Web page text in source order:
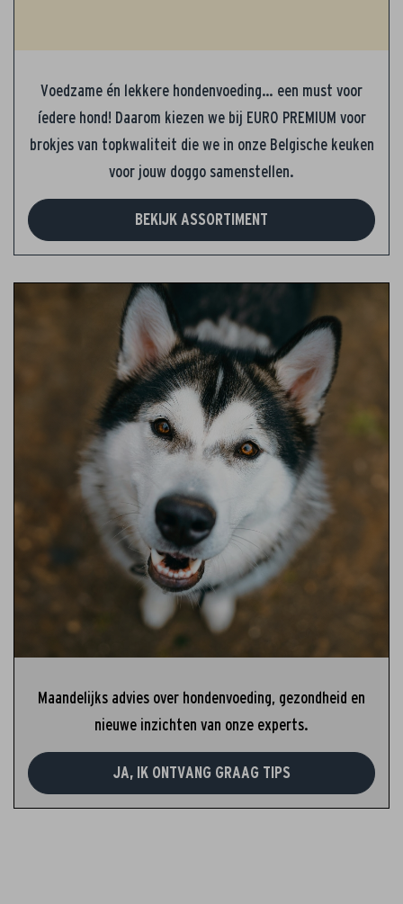
Voedzame én lekkere hondenvoeding… een must voor
íedere hond! Daarom kiezen we bij EURO PREMIUM voor
brokjes van topkwaliteit die we in onze Belgische keuken
voor jouw doggo samenstellen.
BEKIJK ASSORTIMENT
Maandelijks advies over hondenvoeding, gezondheid en
nieuwe inzichten van onze experts.
JA, IK ONTVANG GRAAG TIPS